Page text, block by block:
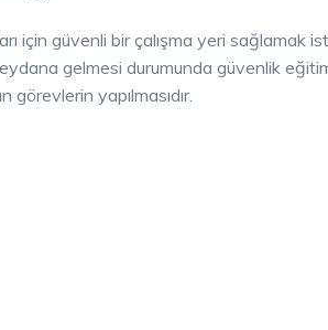
için güvenli bir çalışma yeri sağlamak
gelmesi durumunda güvenlik
yapılmasıdır.